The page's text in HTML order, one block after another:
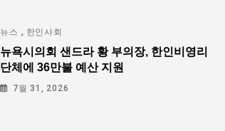
뉴스 , 한인사회
뉴욕시의회 샌드라 황 부의장, 한인비영리
단체에 36만불 예산 지원
7월 31, 2026